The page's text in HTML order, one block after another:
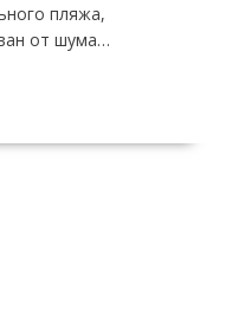
пляжа,
от шума…